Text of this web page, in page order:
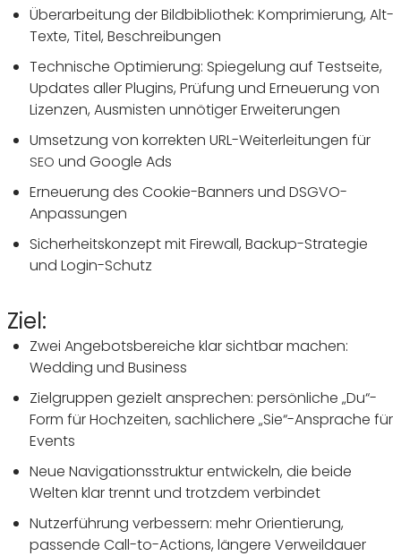
Über­ar­bei­tung der Bild­bi­blio­thek: Kompri­mie­rung, Alt-
Texte, Titel, Beschreibungen
Tech­ni­sche Opti­mie­rung: Spie­ge­lung auf Test­seite,
Updates aller Plugins, Prüfung und Erneue­rung von
Lizenzen, Ausmisten unnö­tiger Erweiterungen
Umset­zung von korrekten URL-Weiter­lei­tungen für
SEO und Google Ads
Erneue­rung des Cookie-Banners und DSGVO-
Anpassungen
Sicher­heits­kon­zept mit Fire­wall, Backup-Stra­tegie
und Login-Schutz
Ziel:
Zwei Ange­bots­be­reiche klar sichtbar machen:
Wedding und Business
Ziel­gruppen gezielt anspre­chen: persön­liche „Du“-
Form für Hoch­zeiten, sach­li­chere „Sie“-Ansprache für
Events
Neue Navi­ga­ti­ons­struktur entwi­ckeln, die beide
Welten klar trennt und trotzdem verbindet
Nutzer­füh­rung verbes­sern: mehr Orien­tie­rung,
passende Call-to-Actions, längere Verweildauer